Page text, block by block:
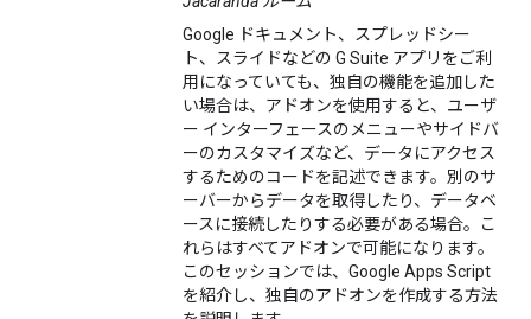
Google ドキュメント、スプレッドシー
ト、スライドなどの G Suite アプリをご利
用になっていても、独自の機能を追加した
い場合は、アドオンを使用すると、ユーザ
ー インターフェースのメニューやサイドバ
ーのカスタマイズなど、データにアクセス
するためのコードを記述できます。別のサ
ーバーからデータを取得したり、データベ
ースに接続したりする必要がある場合。こ
れらはすべてアドオンで可能になります。
このセッションでは、Google Apps Script
を紹介し、独自のアドオンを作成する方法